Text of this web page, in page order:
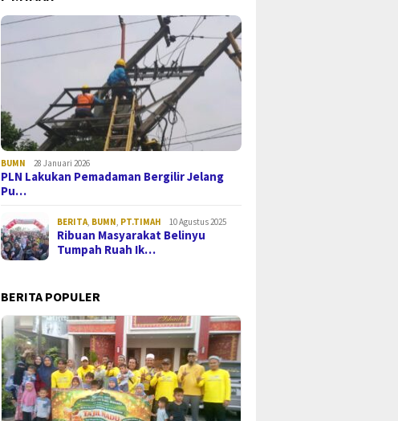
BUMN 28 Januari 2026
PLN Lakukan Pemadaman Bergilir Jelang
Pu…
BERITA, BUMN, PT.TIMAH 10 Agustus 2025
Ribuan Masyarakat Belinyu
Tumpah Ruah Ik…
BERITA POPULER